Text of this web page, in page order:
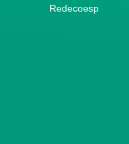
Redecoesp